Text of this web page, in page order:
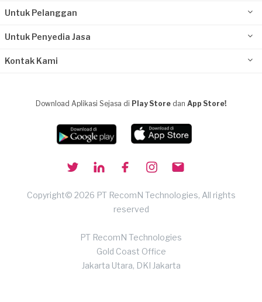
Untuk Pelanggan
Untuk Penyedia Jasa
Kontak Kami
Download Aplikasi Sejasa di Play Store dan App Store!
Copyright© 2026 PT RecomN Technologies, All rights
reserved
PT RecomN Technologies
Gold Coast Office
Jakarta Utara, DKI Jakarta